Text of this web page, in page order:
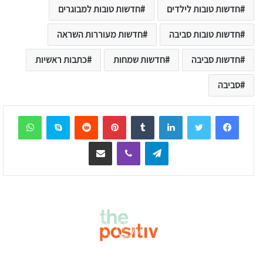
חדשות טובות לילדים חדשות טובות למבוגרים
חדשות טובות סביבה חדשות מעוררות השראה
חדשות סביבה חדשות שמחות כתבות ראשיות
סביבה
LinkedIn
Tumblr
Pinterest
Reddit
Skype
Telegram
Viber שיתוף דרך המייל